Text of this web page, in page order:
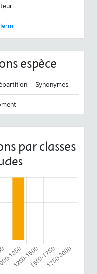
espèce
Synonymes
par classes